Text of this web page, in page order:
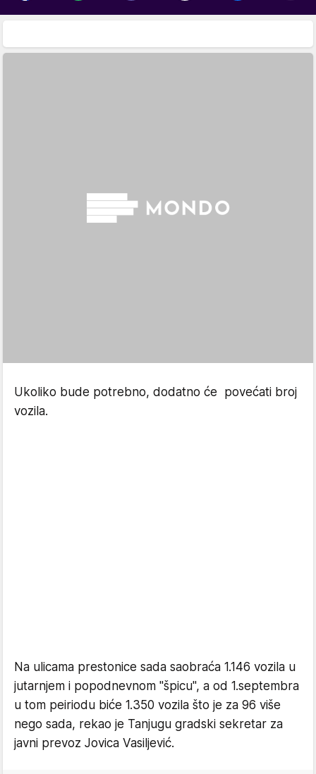
Ukoliko bude potrebno, dodatno će povećati broj
vozila.
Na ulicama prestonice sada saobraća 1.146 vozila u
jutarnjem i popodnevnom "špicu", a od 1.septembra
u tom peiriodu biće 1.350 vozila što je za 96 više
nego sada, rekao je Tanjugu gradski sekretar za
javni prevoz Jovica Vasiljević.